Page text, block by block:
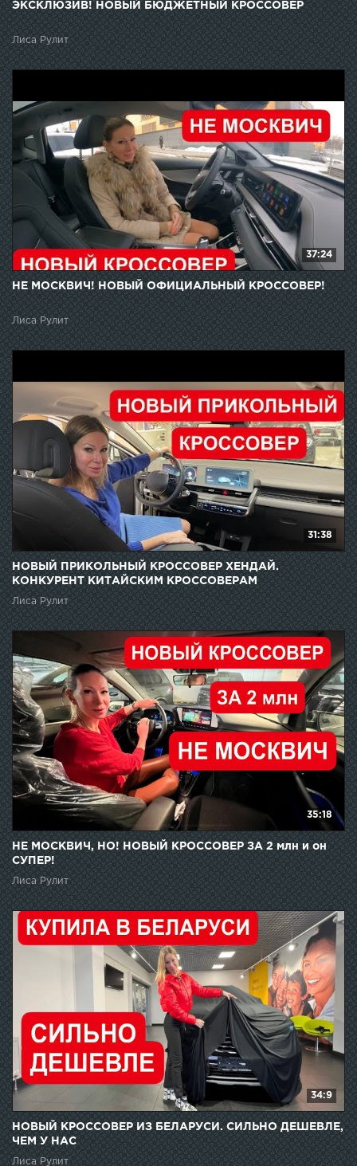
ЭКСКЛЮЗИВ! НОВЫЙ БЮДЖЕТНЫЙ КРОССОВЕР
Лиса Рулит
37:24
НЕ МОСКВИЧ! НОВЫЙ ОФИЦИАЛЬНЫЙ КРОССОВЕР!
Лиса Рулит
31:38
НОВЫЙ ПРИКОЛЬНЫЙ КРОССОВЕР ХЕНДАЙ.
КОНКУРЕНТ КИТАЙСКИМ КРОССОВЕРАМ
Лиса Рулит
35:18
НЕ МОСКВИЧ, НО! НОВЫЙ КРОССОВЕР ЗА 2 млн и он
СУПЕР!
Лиса Рулит
34:9
НОВЫЙ КРОССОВЕР ИЗ БЕЛАРУСИ. СИЛЬНО ДЕШЕВЛЕ,
ЧЕМ У НАС
Лиса Рулит